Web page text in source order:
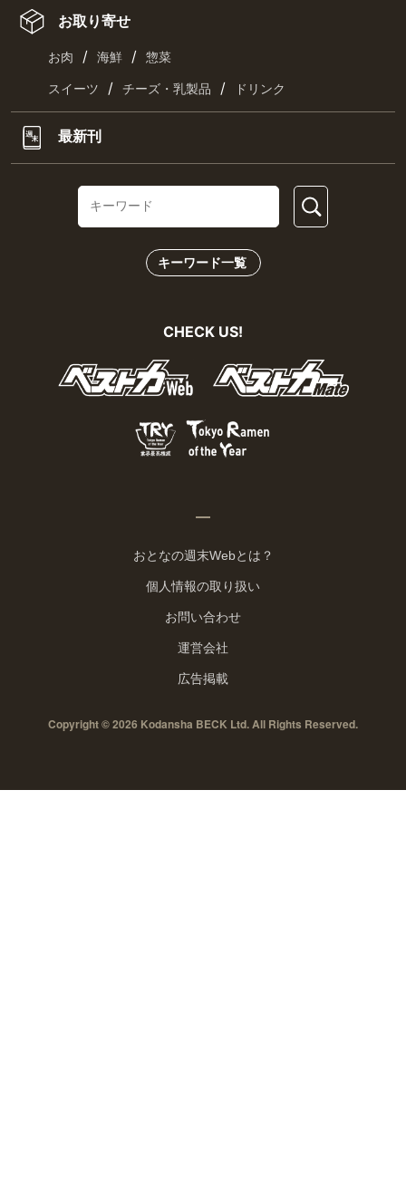
お取り寄せ
お肉 / 海鮮 / 惣菜
スイーツ / チーズ・乳製品 / ドリンク
最新刊
キーワード一覧
CHECK US!
おとなの週末Webとは？
個人情報の取り扱い
お問い合わせ
運営会社
広告掲載
Copyright © 2026 Kodansha BECK Ltd. All Rights Reserved.